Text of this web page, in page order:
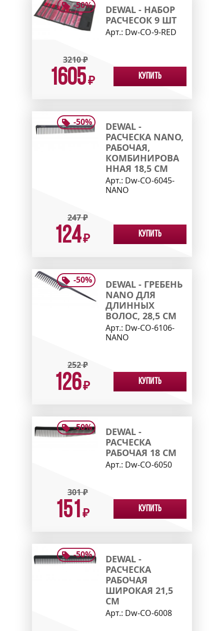
-50%
DEWAL - НАБОР
РАСЧЕСОК 9 ШТ
Арт.: Dw-CO-9-RED
3210₽
1605₽ Купить
-50%
DEWAL -
РАСЧЕСКА NANO,
РАБОЧАЯ,
КОМБИНИРОВА
ННАЯ 18,5 СМ
Арт.: Dw-CO-6045-
NANO
247₽
124₽ Купить
-50%
DEWAL - ГРЕБЕНЬ
NANO ДЛЯ
ДЛИННЫХ
ВОЛОС, 28,5 СМ
Арт.: Dw-CO-6106-
NANO
252₽
126₽ Купить
-50%
DEWAL -
РАСЧЕСКА
РАБОЧАЯ 18 СМ
Арт.: Dw-CO-6050
301₽
151 ₽ Купить
-50%
DEWAL -
РАСЧЕСКА
РАБОЧАЯ
ШИРОКАЯ 21,5
СМ
Арт.: Dw-CO-6008